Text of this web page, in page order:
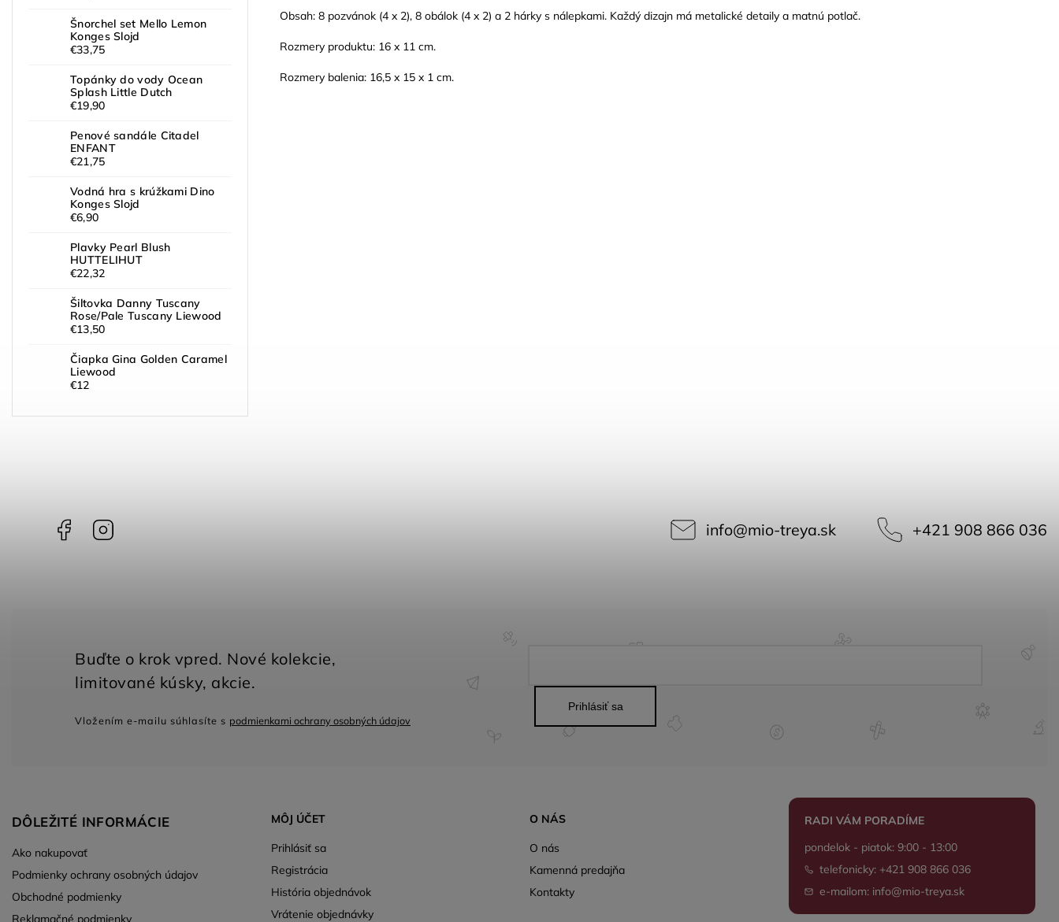
Šnorchel set Mello Lemon
Konges Slojd
€33,75
Topánky do vody Ocean
Splash Little Dutch
€19,90
Penové sandále Citadel
ENFANT
€21,75
Vodná hra s krúžkami Dino
Konges Slojd
€6,90
Plavky Pearl Blush
HUTTELIHUT
€22,32
Šiltovka Danny Tuscany
Rose/Pale Tuscany Liewood
€13,50
Čiapka Gina Golden Caramel
Liewood
€12
Obsah: 8 pozvánok (4 x 2), 8 obálok (4 x 2) a 2 hárky s nálepkami. Každý dizajn má metalické detaily a matnú potlač.
Rozmery produktu: 16 x 11 cm.
Rozmery balenia: 16,5 x 15 x 1 cm.
Facebook info@mio-treya.sk +421 908 866 036
DÔLEŽITÉ INFORMÁCIE
Ako nakupovať
Podmienky ochrany osobných údajov
Obchodné podmienky
Reklamačné podmienky
MÔJ ÚČET
Prihlásiť sa
Registrácia
História objednávok
Vrátenie objednávky
Vložením e-mailu súhlasíte s podmienkami ochrany osobných údajov
Prihlásiť sa
O NÁS
O nás
Kamenná predajňa
Kontakty
RADI VÁM PORADÍME
pondelok - piatok: 9:00 - 13:00
telefonicky: +421 908 866 036
e-mailom: info@mio-treya.sk